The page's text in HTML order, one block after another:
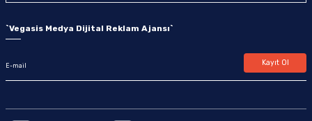
`Vegasis Medya Dijital Reklam Ajansı`
Kayıt Ol